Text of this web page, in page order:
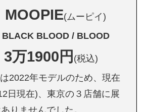
MOOPIE(ムーピイ)
BLACK BLOOD / BLOOD
3万1900円 (税込)
2022年モデルのため、現在
日現在)、東京の３店舗に展